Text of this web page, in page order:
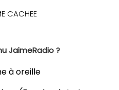
JaimeRadio ?
à oreille